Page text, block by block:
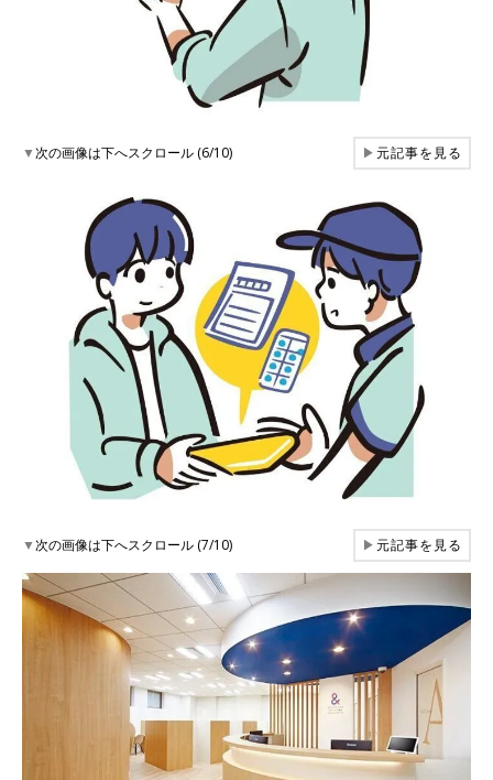
▼次の画像は下へスクロール (6/10) ▶元記事を見る
▼次の画像は下へスクロール (7/10) ▶元記事を見る